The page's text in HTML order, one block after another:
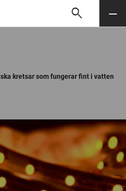
Söksearch Meny
kretsar som fungerar fint i vatten